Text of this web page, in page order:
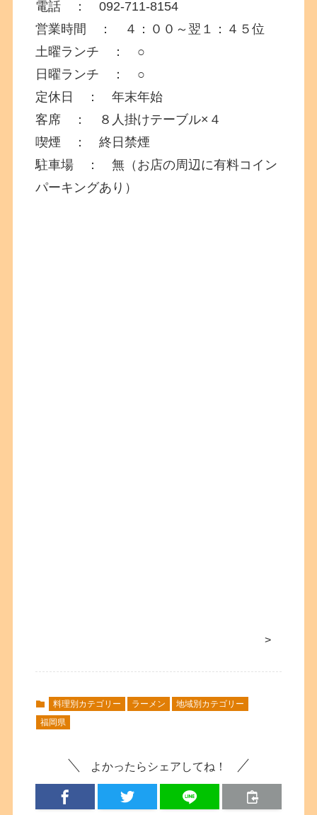
電話 ： 092-711-8154
営業時間 ： ４：００～翌１：４５位
土曜ランチ ： ○
日曜ランチ ： ○
定休日 ： 年末年始
客席 ： ８人掛けテーブル×４
喫煙 ： 終日禁煙
駐車場 ： 無（お店の周辺に有料コイン
パーキングあり）
>
料理別カテゴリー ラーメン
地域別カテゴリー
福岡県
よかったらシェアしてね！